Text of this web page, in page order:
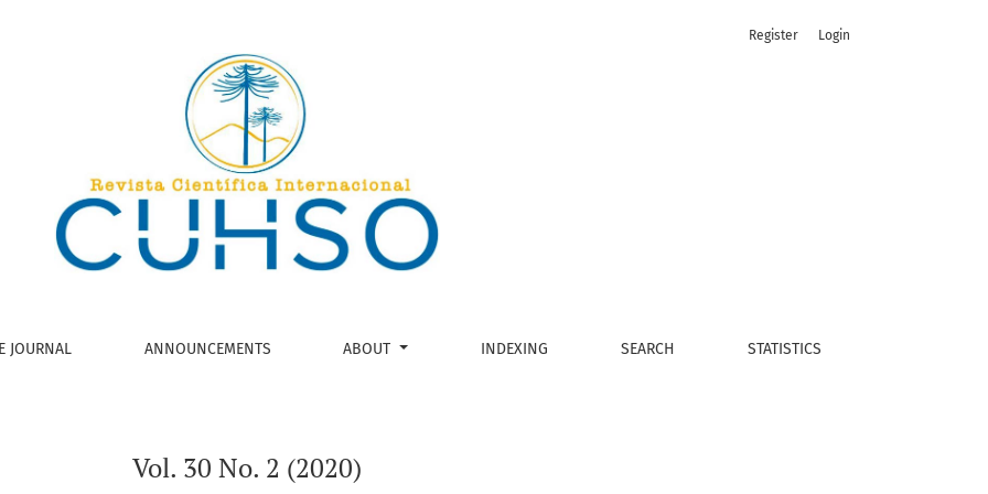
JOURNAL ANNOUNCEMENTS ABOUT INDEXING SEARCH STATISTICS
Register Login
Vol. 30 No. 2 (2020)